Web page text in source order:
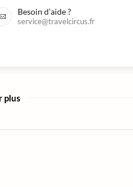
Besoin d’aide ?
service@travelcircus.fr
plus